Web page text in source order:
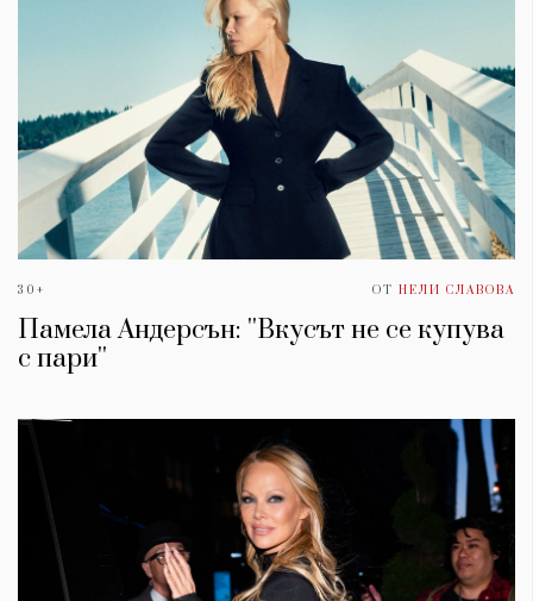
30+ ОТ НЕЛИ СЛАВОВА
Памела Андерсън: ''Вкусът не се купува
с пари''